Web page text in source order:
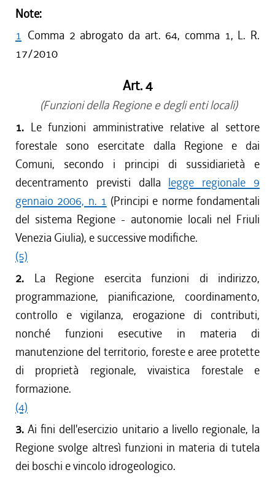
Note:
1 Comma 2 abrogato da art. 64, comma 1, L. R.
17/2010
Art. 4
(Funzioni della Regione e degli enti locali)
1. Le funzioni amministrative relative al settore
forestale sono esercitate dalla Regione e dai
Comuni, secondo i principi di sussidiarietà e
decentramento previsti dalla legge regionale 9
gennaio 2006, n. 1 (Principi e norme fondamentali
del sistema Regione - autonomie locali nel Friuli
Venezia Giulia), e successive modifiche.
(5)
2. La Regione esercita funzioni di indirizzo,
programmazione, pianificazione, coordinamento,
controllo e vigilanza, erogazione di contributi,
nonché funzioni esecutive in materia di
manutenzione del territorio, foreste e aree protette
di proprietà regionale, vivaistica forestale e
formazione.
(4)
3.Ai fini dell'esercizio unitario a livello regionale, la
Regione svolge altresì funzioni in materia di tutela
dei boschi e vincolo idrogeologico.